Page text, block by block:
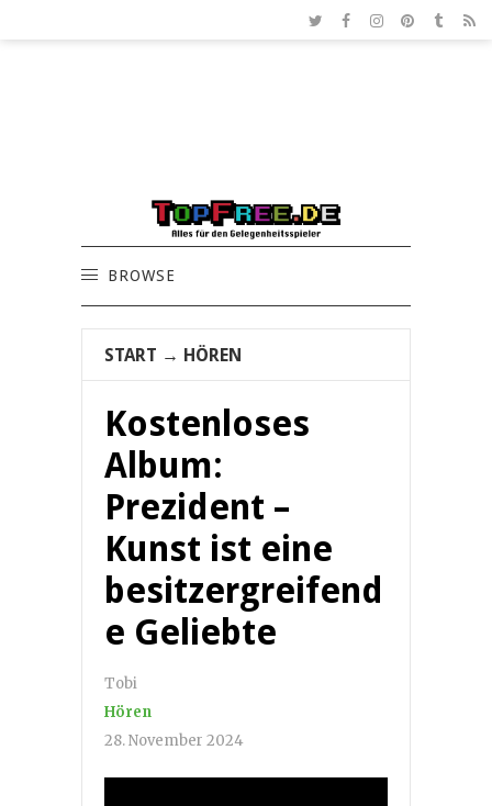
BROWSE
START → HÖREN
Kostenloses
Album:
Prezident –
Kunst ist eine
besitzergreifend
e Geliebte
Tobi
Hören
28. November 2024